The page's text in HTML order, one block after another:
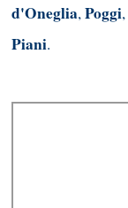
d'Oneglia, Poggi,
Piani.